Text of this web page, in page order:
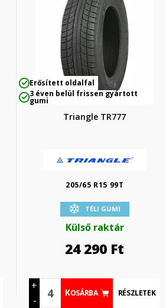
Erősített oldalfal
3 éven belül frissen gyártott
gumi
Triangle TR777
205/65 R15 99T
TÉLI GUMI
Külső raktár
24 290 Ft
+
-
KOSÁRBA RÉSZLETEK